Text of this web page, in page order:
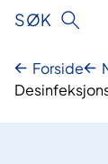
SØK
Forside